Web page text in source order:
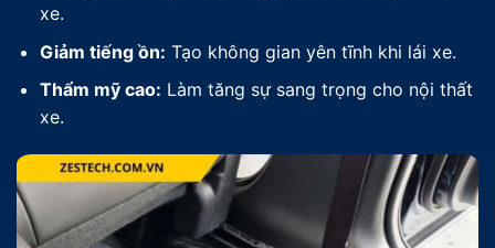
xe.
Giảm tiếng ồn: Tạo không gian yên tĩnh khi lái xe.
Thẩm mỹ cao: Làm tăng sự sang trọng cho nội thất
xe.